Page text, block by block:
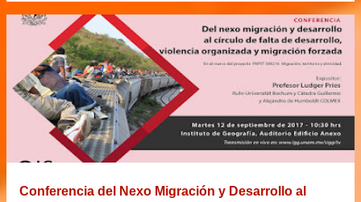
Conferencia del Nexo Migración y Desarrollo al